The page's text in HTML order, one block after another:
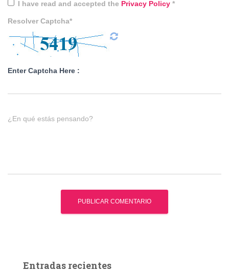
I have read and accepted the Privacy Policy *
Resolver Captcha*
Enter Captcha Here :
¿En qué estás pensando?
Entradas recientes